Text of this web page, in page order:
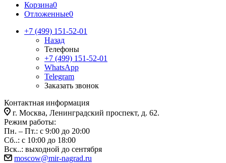
Корзина0
Отложенные0
+7 (499) 151-52-01
Назад
Телефоны
+7 (499) 151-52-01
WhatsApp
Telegram
Заказать звонок
Контактная информация
г. Москва, Ленинградский проспект, д. 62.
Режим работы:
Пн. – Пт.: с 9:00 до 20:00
Сб..: с 10:00 до 18:00
Вск..: выходной до сентября
moscow@mir-nagrad.ru